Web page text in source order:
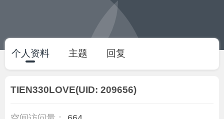
个人资料 主题 回复
TIEN330LOVE(UID: 209656)